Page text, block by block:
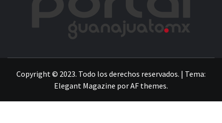
Copyright © 2023. Todo los derechos reservados. | Tema:
Elegant Magazine porAF themes.